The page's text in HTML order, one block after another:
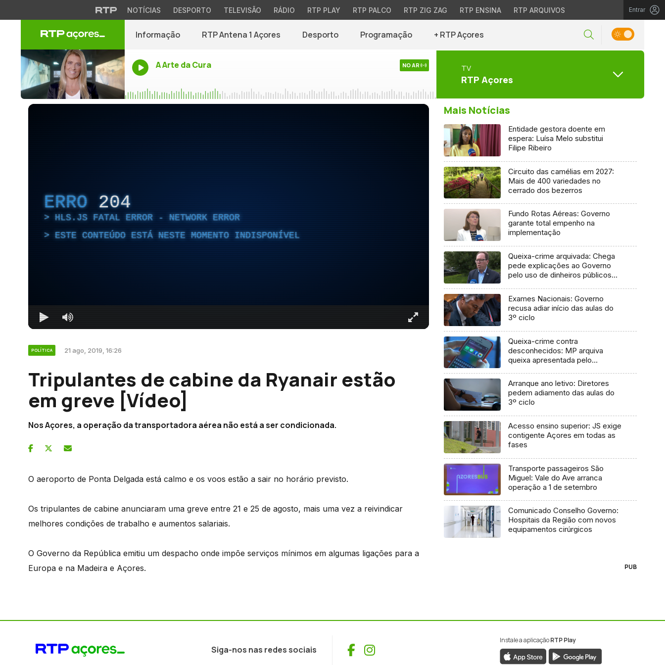
NOTÍCIAS DESPORTO TELEVISÃO RÁDIO RTP PLAY RTP PALCO RTP ZIG ZAG RTP ENSINA RTP ARQUIVOS Entrar
Informação RTP Antena 1 Açores Desporto Programação + RTP Açores
A Arte da Cura NO AR TV
RTP Açores
ERRO 204
HLS.JS FATAL ERROR - NETWORK ERROR
ESTE CONTEÚDO ESTÁ NESTE MOMENTO INDISPONÍVEL
POLÍTICA 21 ago, 2019, 16:26
Tripulantes de cabine da Ryanair estão
em greve [Vídeo]
Nos Açores, a operação da transportadora aérea não está a ser condicionada.
O aeroporto de Ponta Delgada está calmo e os voos estão a sair no horário previsto.
Os tripulantes de cabine anunciaram uma greve entre 21 e 25 de agosto, mais uma vez a reivindicar
melhores condições de trabalho e aumentos salariais.
O Governo da República emitiu um despacho onde impõe serviços mínimos em algumas ligações para a
Europa e na Madeira e Açores.
Mais Notícias
Entidade gestora doente em
espera: Luísa Melo substitui
Filipe Ribeiro
Circuito das camélias em 2027:
Mais de 400 variedades no
cerrado dos bezerros
Fundo Rotas Aéreas: Governo
garante total empenho na
implementação
Queixa-crime arquivada: Chega
pede explicações ao Governo
pelo uso de dinheiros públicos
Exames Nacionais: Governo
recusa adiar início das aulas do
3º ciclo
Queixa-crime contra
desconhecidos: MP arquiva
queixa apresentada pelo
Arranque ano letivo: Diretores
pedem adiamento das aulas do
3º ciclo
Acesso ensino superior: JS exige
contigente Açores em todas as
fases
Transporte passageiros São
Miguel: Vale do Ave arranca
operação a 1 de setembro
Comunicado Conselho Governo:
Hospitais da Região com novos
equipamentos cirúrgicos
PUB
Siga-nos nas redes sociais Facebook
Instagram
Instale a aplicaçãoRTP Play